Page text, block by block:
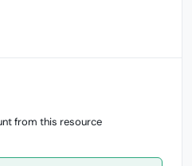
from this resource